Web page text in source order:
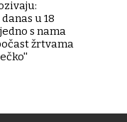
u 18
s nama
žrtvama